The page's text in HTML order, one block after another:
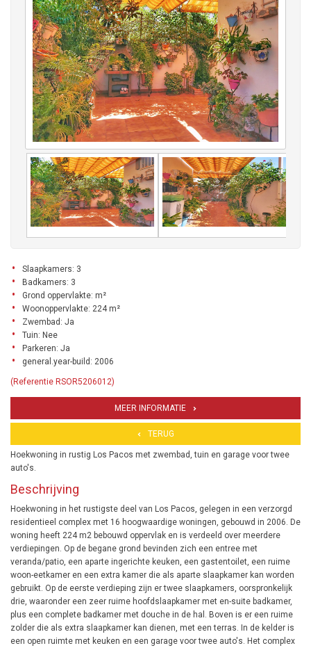
Slaapkamers: 3
Badkamers: 3
Grond oppervlakte: m²
Woonoppervlakte: 224 m²
Zwembad: Ja
Tuin: Nee
Parkeren: Ja
general.year-build: 2006
(Referentie RSOR5206012)
MEER INFORMATIE
TERUG
Hoekwoning in rustig Los Pacos met zwembad, tuin en garage voor twee
auto's.
Beschrijving
Hoekwoning in het rustigste deel van Los Pacos, gelegen in een verzorgd
residentieel complex met 16 hoogwaardige woningen, gebouwd in 2006. De
woning heeft 224 m2 bebouwd oppervlak en is verdeeld over meerdere
verdiepingen. Op de begane grond bevinden zich een entree met
veranda/patio, een aparte ingerichte keuken, een gastentoilet, een ruime
woon-eetkamer en een extra kamer die als aparte slaapkamer kan worden
gebruikt. Op de eerste verdieping zijn er twee slaapkamers, oorspronkelijk
drie, waaronder een zeer ruime hoofdslaapkamer met en-suite badkamer,
plus een complete badkamer met douche in de hal. Boven is er een ruime
zolder die als extra slaapkamer kan dienen, met een terras. In de kelder is
een open ruimte met keuken en een garage voor twee auto's. Het complex